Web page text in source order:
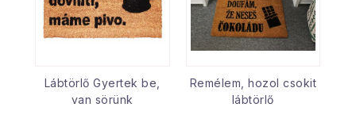
Lábtörlő Gyertek be,
van sörünk
Remélem, hozol csokit
lábtörlő